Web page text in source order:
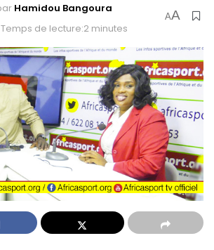
Hamidou Bangoura
Temps de lecture:2 minutes
AA